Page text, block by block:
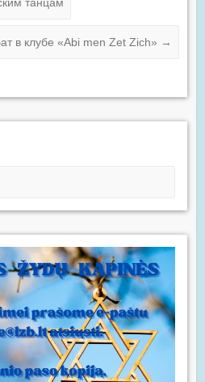
танцам
в клубе «Abi men Zet Zich» →